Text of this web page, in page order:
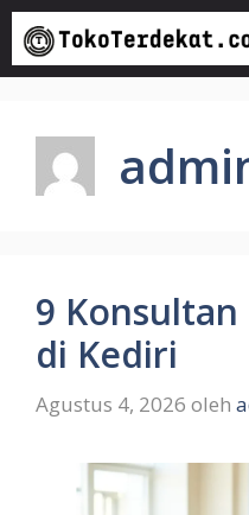
Langsung
isi
9
di Kediri
Agustus 4, 2026 oleh